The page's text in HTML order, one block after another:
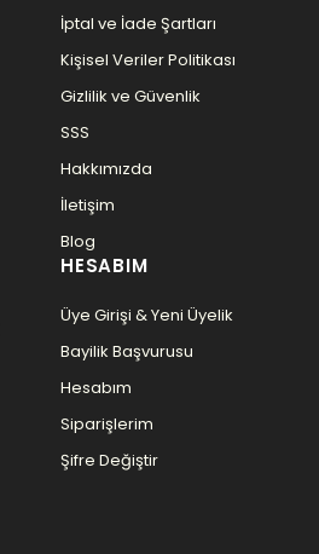
İptal ve İade Şartları
Kişisel Veriler Politikası
Gizlilik ve Güvenlik
SSS
Hakkımızda
İletişim
Blog
HESABIM
Üye Girişi & Yeni Üyelik
Bayilik Başvurusu
Hesabım
Siparişlerim
Şifre Değiştir